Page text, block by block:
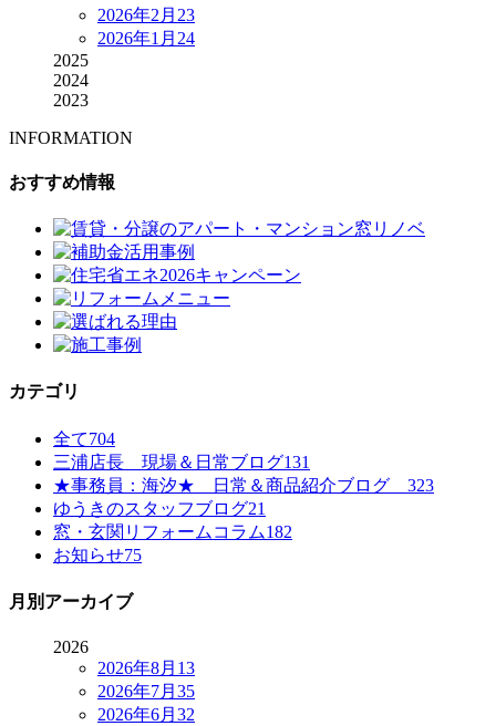
2026年2月 23
2026年1月 24
2025
2024
2023
INFORMATION
おすすめ情報
カテゴリ
全て704
三浦店長 現場＆日常ブログ131
★事務員：海汐★ 日常＆商品紹介ブログ 323
ゆうきのスタッフブログ21
窓・玄関リフォームコラム182
お知らせ75
月別アーカイブ
2026
2026年8月 13
2026年7月 35
2026年6月 32